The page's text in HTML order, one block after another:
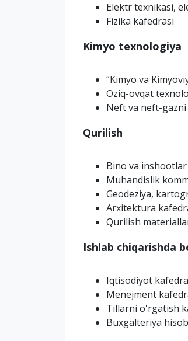
Elektr texnikasi,
Fizika kafedrasi
Kimyo texnologiya
“Kimyo va
Oziq-ovqat
Neft va neft-
Qurilish
Bino va
Muhandislik
Geodeziya,
Arxitektura
Qurilish
Ishlab chiqarishda
Iqtisodiyot
Menejment
Tillarni o'rgatish
Buxgalteriya